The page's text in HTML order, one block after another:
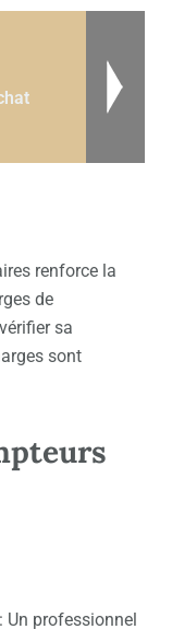
renforce la
de
sa
sont
: Un professionnel